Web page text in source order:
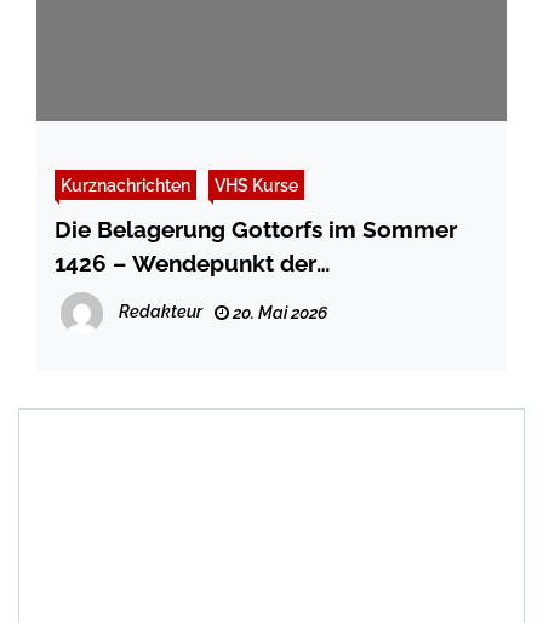
Kurznachrichten VHS Kurse
Die Belagerung Gottorfs im Sommer
1426 – Wendepunkt der
Landesgeschichte
Redakteur 20. Mai 2026